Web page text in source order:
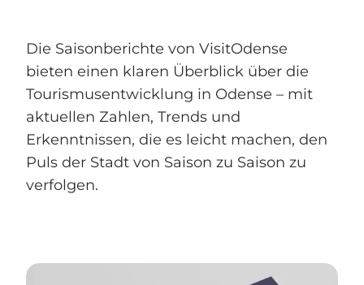
Die Saisonberichte von VisitOdense
bieten einen klaren Überblick über die
Tourismusentwicklung in Odense – mit
aktuellen Zahlen, Trends und
Erkenntnissen, die es leicht machen, den
Puls der Stadt von Saison zu Saison zu
verfolgen.